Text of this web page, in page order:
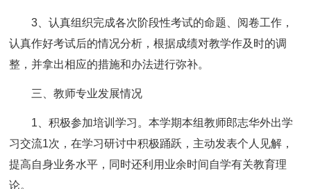
3、认真组织完成各次阶段性考试的命题、阅卷工作，
认真作好考试后的情况分析，根据成绩对教学作及时的调
整，并拿出相应的措施和办法进行弥补。
三、教师专业发展情况
1、积极参加培训学习。本学期本组教师郎志华外出学
习交流1次，在学习研讨中积极踊跃，主动发表个人见解，
提高自身业务水平，同时还利用业余时间自学有关教育理
论。